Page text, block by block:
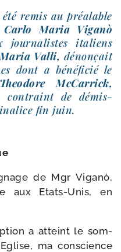
remis au préa­lable
Maria Viganò
jour­na­listes ita­liens
Valli, dénon­çait
dont a béné­fi­cié le
Theodore McCarrick,
contraint de démis­
fin juin.
de Mgr Viganò,
aux Etats-​Unis, en
a atteint le som­
ma conscience